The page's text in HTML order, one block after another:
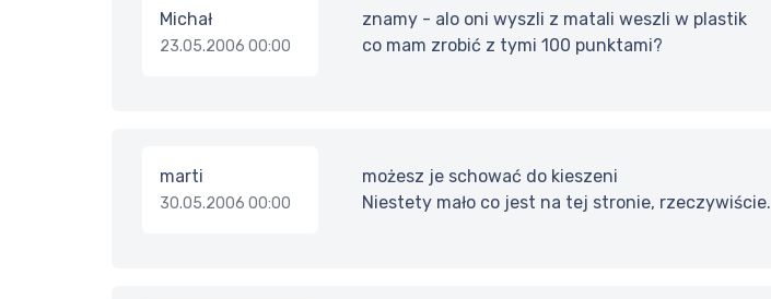
Michał
23.05.2006 00:00
znamy - alo oni wyszli z matali weszli w plastik
co mam zrobić z tymi 100 punktami?
marti
30.05.2006 00:00
możesz je schować do kieszeni
Niestety mało co jest na tej stronie, rzeczywiście.